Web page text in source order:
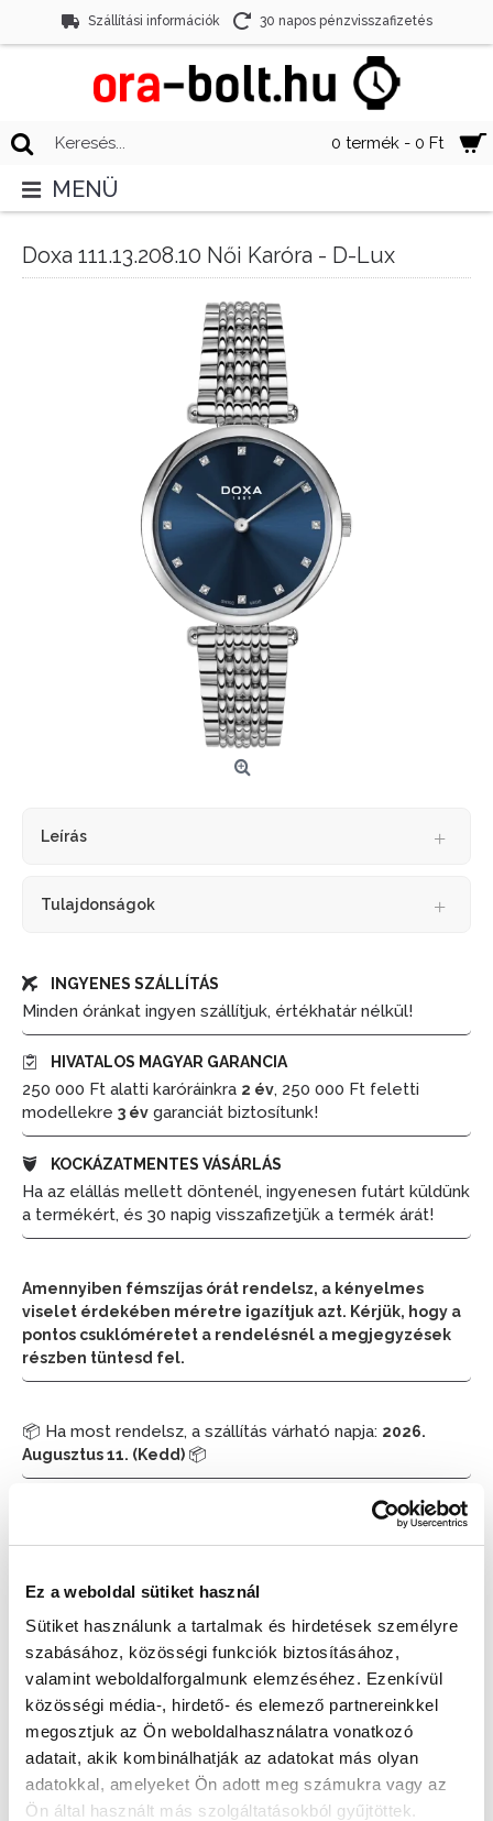
Ez a weboldal sütiket használ
Sütiket használunk a tartalmak és hirdetések személyre
szabásához, közösségi funkciók biztosításához,
valamint weboldalforgalmunk elemzéséhez. Ezenkívül
közösségi média-, hirdető- és elemező partnereinkkel
megosztjuk az Ön weboldalhasználatra vonatkozó
adatait, akik kombinálhatják az adatokat más olyan
adatokkal, amelyeket Ön adott meg számukra vagy az
Ön által használt más szolgáltatásokból gyűjtöttek.
Szállítási információk 30 napos pénzvisszafizetés
0 termék - 0 Ft
MENÜ
Doxa 111.13.208.10 Női Karóra - D-Lux
Leírás
Tulajdonságok
INGYENES SZÁLLÍTÁS
Minden óránkat ingyen szállítjuk, értékhatár nélkül!
HIVATALOS MAGYAR GARANCIA
250 000 Ft alatti karóráinkra 2 év, 250 000 Ft feletti
modellekre 3 év garanciát biztosítunk!
KOCKÁZATMENTES VÁSÁRLÁS
Ha az elállás mellett döntenél, ingyenesen futárt küldünk
a termékért, és 30 napig visszafizetjük a termék árát!
Amennyiben fémszíjas órát rendelsz, a kényelmes
viselet érdekében méretre igazítjuk azt. Kérjük, hogy a
pontos csuklóméretet a rendelésnél a megjegyzések
részben tüntesd fel.
📦 Ha most rendelsz, a szállítás várható napja: 2026.
Augusztus 11. (Kedd) 📦
199 000 Ft
Az elmúlt 30 nap legjobb ára: 199 000 Ft
KOSÁRBA TESZ